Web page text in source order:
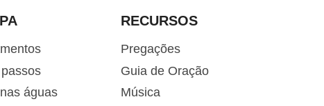
águas
RECURSOS
Pregações
Guia de Oração
Música